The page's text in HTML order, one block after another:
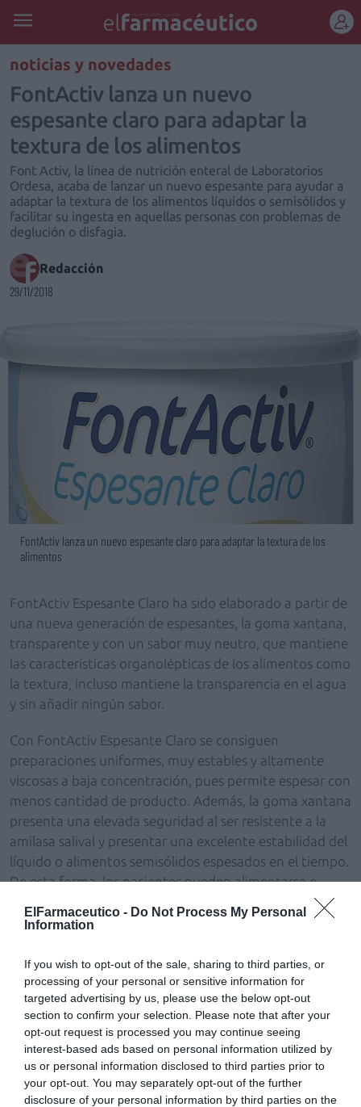
ElFarmaceutico - Do Not Process My Personal
Information
If you wish to opt-out of the sale, sharing to third parties, or
processing of your personal or sensitive information for
targeted advertising by us, please use the below opt-out
section to confirm your selection. Please note that after your
opt-out request is processed you may continue seeing
interest-based ads based on personal information utilized by
us or personal information disclosed to third parties prior to
your opt-out. You may separately opt-out of the further
disclosure of your personal information by third parties on the
REGÍSTRATE
noticias y novedades
FontActiv lanza un nuevo
espesante claro para adaptar la
textura de los alimentos
Font Activ, la línea de nutrición enteral de Laboratorios
Ordesa, acaba de lanzar un nuevo espesante para ayudar a
adaptar la textura de los alimentos líquidos o semisólidos y
facilitar su ingesta en aquellas personas con problemas de
deglución o disfagia.
Redacción
29/11/2018
FontActiv lanza un nuevo espesante claro para adaptar la textura de los
alimentos
FontActiv Espesante Claro ha sido elaborado a partir de
una nueva generación de espesantes, la goma xantana,
transparente y con un sabor muy neutro, que mantiene
las características organolépticas de los alimentos como
la textura, incluso mantiene la transparencia en el agua
y sin añadir ningún sabor.
Con FontActiv Espesante Claro se consiguen
preparaciones uniformes, muy estables y altamente
viscosas a baja concentración, pues permite espesar con
menos cantidad de producto. Además, la goma xantana
presenta una elevada seguridad al ser resistente a la
amilasa salival y presentar una excelente estabilidad del
líquido o alimentos semisólidos espesados en el tiempo.
De esta forma, los pacientes pueden alimentarse e
hidratarse de forma segura y eficaz, disminuyendo el
riesgo de broncoaspiración, desnutrición y
FontActiv Espesante Claro se presenta con un sistema
de fácil dosificación con una cucharilla por nivel de
espesor y tiene una excelente disolución. Además, no
contiene azúcares añadidos, ni edulcorantes, está
elaborado sin gluten y sin lactosa y está libre de
alérgenos de obligado etiquetado.